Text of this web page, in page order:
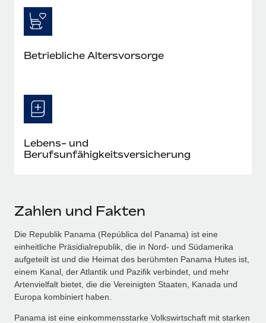
Betriebliche Altersvorsorge
Lebens- und
Berufsunfähigkeitsversicherung
Zahlen und Fakten
Die Republik Panama (República del Panama) ist eine
einheitliche Präsidialrepublik, die in Nord- und Südamerika
aufgeteilt ist und die Heimat des berühmten Panama Hutes ist,
einem Kanal, der Atlantik und Pazifik verbindet, und mehr
Artenvielfalt bietet, die die Vereinigten Staaten, Kanada und
Europa kombiniert haben.
Panama ist eine einkommensstarke Volkswirtschaft mit starken